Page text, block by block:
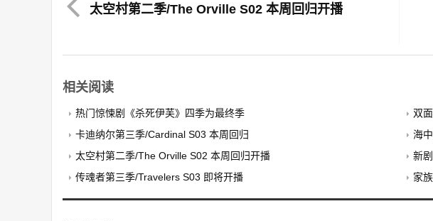
太空村第二季/The Orville S02 本周回归开播
相关阅读
热门惊悚剧《杀死伊芙》四季为最终季
双
卡迪纳尔第三季/Cardinal S03 本周回归
海
太空村第二季/The Orville S02 本周回归开播
新
传魂者第三季/Travelers S03 即将开播
家